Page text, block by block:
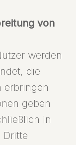
von
werden
die
erbringen
geben
in
Dritte